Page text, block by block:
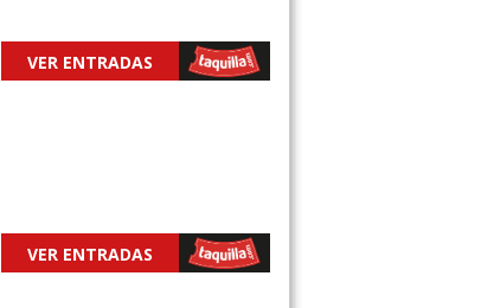
VER ENTRADAS
VER ENTRADAS